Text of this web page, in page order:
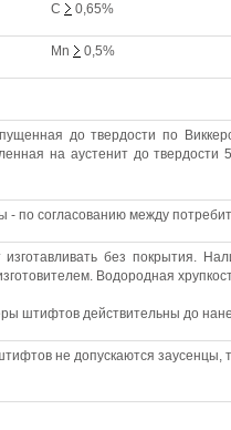
С 0,65%
Mn 0,5%
до твердости по
на аустенит до твердости
- по согласованию между
без покрытия.
Водородная
штифтов действительны до
не допускаются заусенцы,